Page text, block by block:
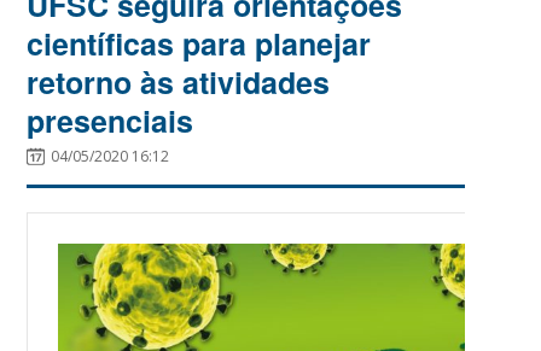
científicas para planejar
retorno às atividades
presenciais
04/05/2020 16:12